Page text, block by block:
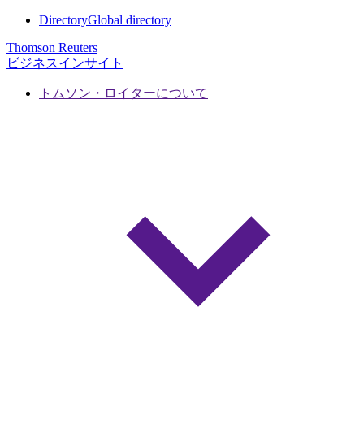
DirectoryGlobal directory
Thomson Reuters
ビジネスインサイト
トムソン・ロイターについて